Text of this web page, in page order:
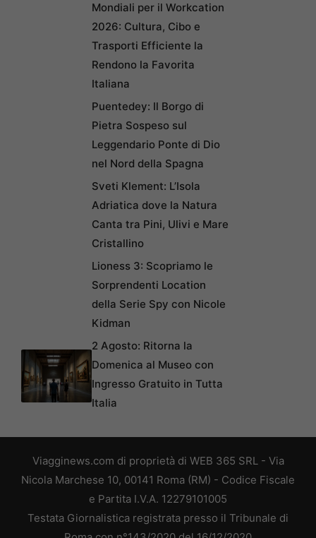
Mondiali per il Workcation
2026: Cultura, Cibo e
Trasporti Efficiente la
Rendono la Favorita
Italiana
Puentedey: Il Borgo di
Pietra Sospeso sul
Leggendario Ponte di Dio
nel Nord della Spagna
Sveti Klement: L’Isola
Adriatica dove la Natura
Canta tra Pini, Ulivi e Mare
Cristallino
Lioness 3: Scopriamo le
Sorprendenti Location
della Serie Spy con Nicole
Kidman
2 Agosto: Ritorna la
Domenica al Museo con
Ingresso Gratuito in Tutta
Italia
Viagginews.com di proprietà di WEB 365 SRL - Via
Nicola Marchese 10, 00141 Roma (RM) - Codice Fiscale
e Partita I.V.A. 12279101005
Testata Giornalistica registrata presso il Tribunale di